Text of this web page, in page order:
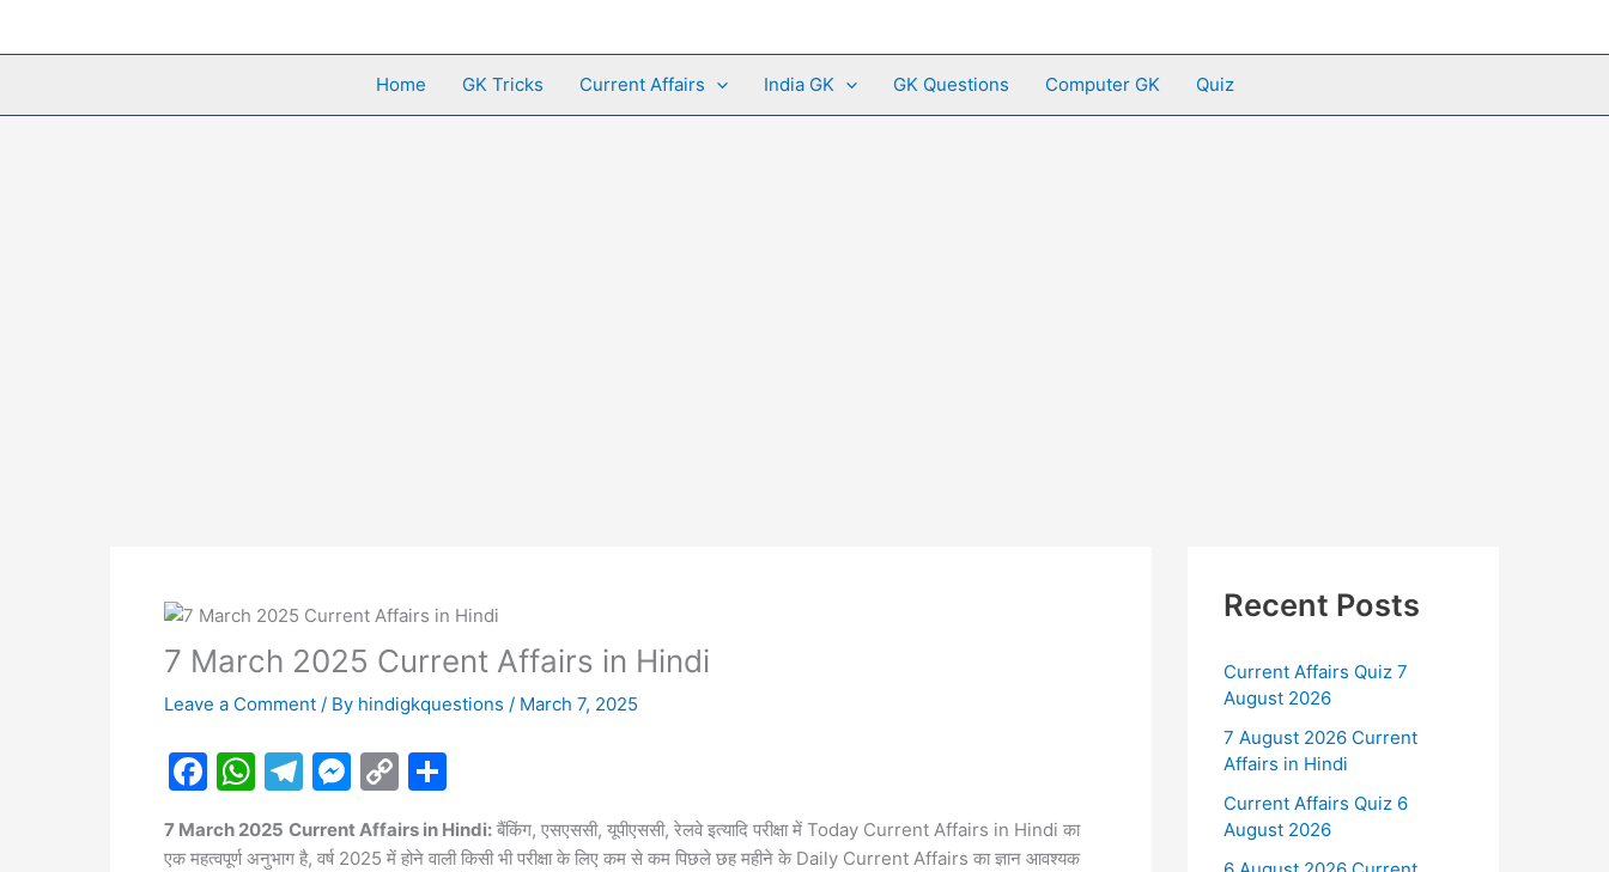
Home GK Tricks Current Affairs India GK GK Questions Computer GK Quiz
7 March 2025 Current Affairs in Hindi
Leave a Comment / By hindigkquestions / March 7, 2025
F
c
W
at
T
e
M
s
C
o
p
h
ar
7 March 2025 Current Affairs in Hindi: बैंकिंग, एसएससी, यूपीएससी, रेलवे इत्यादि परीक्षा में Today Current Affairs in Hindi का
एक महत्वपूर्ण अनुभाग है, वर्ष 2025 में होने वाली किसी भी परीक्षा के लिए कम से कम पिछले छह महीने के Daily Current Affairs का ज्ञान आवश्यक
Recent Posts
Current Affairs Quiz 7
August 2026
7 August 2026 Current
Affairs in Hindi
Current Affairs Quiz 6
August 2026